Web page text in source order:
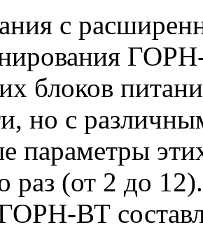
с
блоков
но с
параметры
раз (от 2 до
ВТ